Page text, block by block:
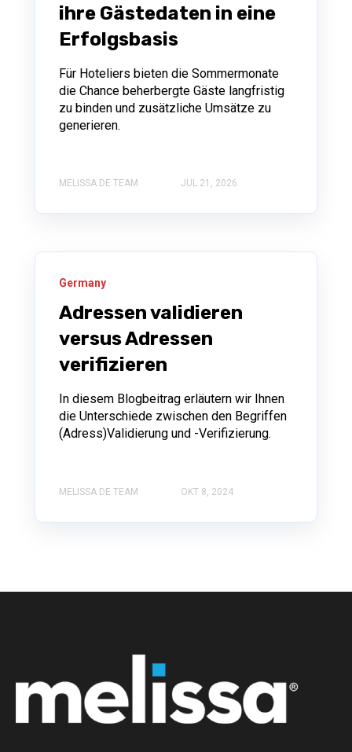
ihre Gästedaten in eine
Erfolgsbasis
Für Hoteliers bieten die Sommermonate
die Chance beherbergte Gäste langfristig
zu binden und zusätzliche Umsätze zu
generieren.
MELISSA DE TEAM JUL 21, 2026
Germany
Adressen validieren
versus Adressen
verifizieren
In diesem Blogbeitrag erläutern wir Ihnen
die Unterschiede zwischen den Begriffen
(Adress)Validierung und -Verifizierung.
MELISSA DE TEAM OKT 8, 2024